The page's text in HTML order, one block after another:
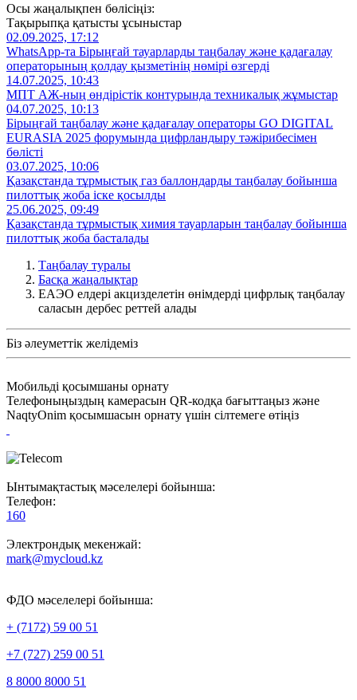
Осы жаңалықпен бөлісіңіз:
Тақырыпқа қатысты ұсыныстар
02.09.2025, 17:12
WhatsApp-та Бірыңғай тауарларды таңбалау және қадағалау
операторының қолдау қызметінің нөмірі өзгерді
14.07.2025, 10:43
МПТ АЖ-ның өндірістік контурында техникалық жұмыстар
04.07.2025, 10:13
Бірыңғай таңбалау және қадағалау операторы GO DIGITAL
EURASIA 2025 форумында цифрландыру тәжірибесімен
бөлісті
03.07.2025, 10:06
Қазақстанда тұрмыстық газ баллондарды таңбалау бойынша
пилоттық жоба іске қосылды
25.06.2025, 09:49
Қазақстанда тұрмыстық химия тауарларын таңбалау бойынша
пилоттық жоба басталады
Таңбалау туралы
Басқа жаңалықтар
ЕАЭО елдері акцизделетін өнімдерді цифрлық таңбалау
саласын дербес реттей алады
Біз әлеуметтік желідеміз
Мобильді қосымшаны орнату
Телефоныңыздың камерасын QR-кодқа бағыттаңыз және
NaqtyOnim қосымшасын орнату үшін сілтемеге өтіңіз
Ынтымақтастық мәселелері бойынша:
Телефон:
160
Электрондық мекенжай:
mark@mycloud.kz
ФДО мәселелері бойынша:
+ (7172) 59 00 51
+7 (727) 259 00 51
8 8000 8000 51